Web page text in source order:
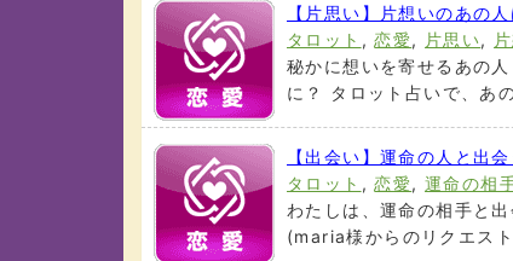
【片思い】片想いのあの
タロット ,恋愛, 片思い,
秘かに想いを寄せるあの
に？ タロット占いで、あ
【出会い】運命の人と出
タロット ,恋愛,運命の相
わたしは、運命の相手と
(maria様からのリクエス